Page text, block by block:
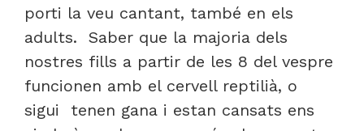
porti la veu cantant, també en els
adults. Saber que la majoria dels
nostres fills a partir de les 8 del vespre
funcionen amb el cervell reptilià, o
sigui tenen gana i estan cansats ens